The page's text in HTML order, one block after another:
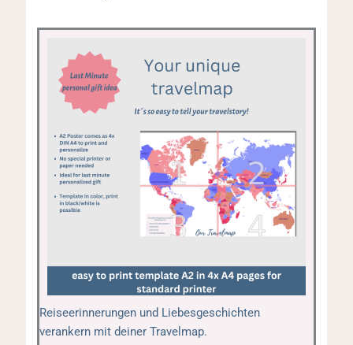
Reiseerinnerungen und Liebesgeschichten
verankern mit deiner Travelmap.